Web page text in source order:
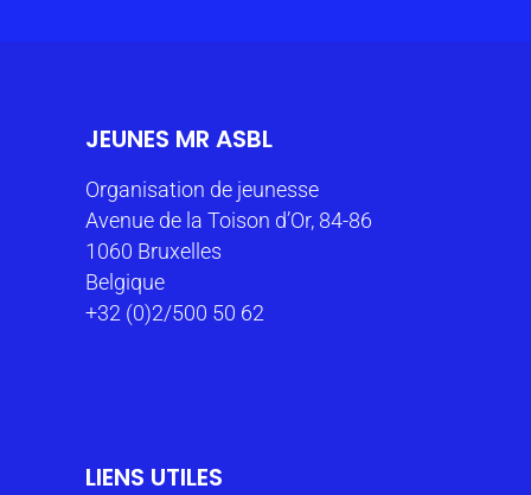
JEUNES MR ASBL
Organisation de jeunesse
Avenue de la Toison d’Or, 84-86
1060 Bruxelles
Belgique
+32 (0)2/500 50 62
LIENS UTILES